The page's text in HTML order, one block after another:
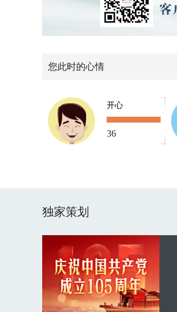
您此时的心情
开心
36
独家策划